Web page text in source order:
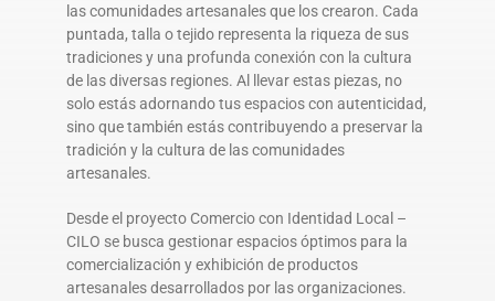
las comunidades artesanales que los crearon. Cada
puntada, talla o tejido representa la riqueza de sus
tradiciones y una profunda conexión con la cultura
de las diversas regiones. Al llevar estas piezas, no
solo estás adornando tus espacios con autenticidad,
sino que también estás contribuyendo a preservar la
tradición y la cultura de las comunidades
artesanales.
Desde el proyecto Comercio con Identidad Local –
CILO se busca gestionar espacios óptimos para la
comercialización y exhibición de productos
artesanales desarrollados por las organizaciones.